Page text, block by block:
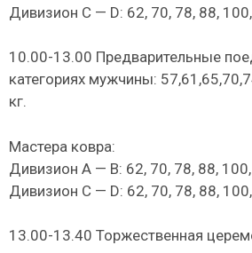
Дивизион С — D: 62, 70, 78, 88,
10.00-13.00 Предварительные
категориях мужчины:
кг.
Мастера ковра:
Дивизион А — В: 62, 70, 78, 88,
Дивизион С — D: 62, 70, 78, 88,
13.00-13.40 Торжественная